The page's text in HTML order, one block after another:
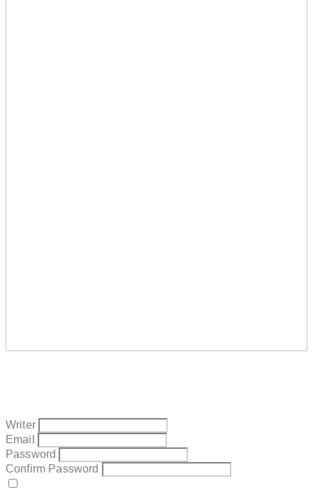
Writer
Email
Password
Confirm Password